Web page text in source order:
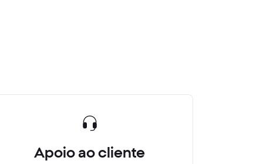
Apoio ao cliente